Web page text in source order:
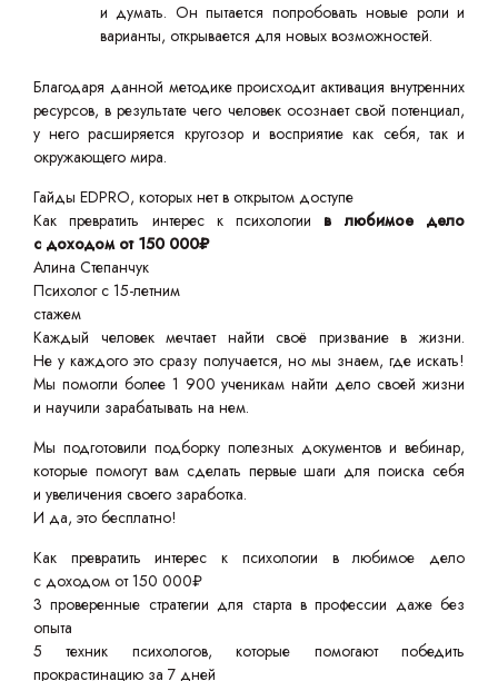
и думать. Он пытается попробовать новые роли и
варианты, открывается для новых возможностей.
Благодаря данной методике происходит активация внутренних
ресурсов, в результате чего человек осознает свой потенциал,
у него расширяется кругозор и восприятие как себя, так и
окружающего мира.
Гайды EDPRO, которых нет в открытом доступе
Как превратить интерес к психологии в любимое дело
с доходом от 150 000₽
Алина Степанчук
Психолог с 15-летним
стажем
Каждый человек мечтает найти своё призвание в жизни.
Не у каждого это сразу получается, но мы знаем, где искать!
Мы помогли более 1 900 ученикам найти дело своей жизни
и научили зарабатывать на нем.
Мы подготовили подборку полезных документов и вебинар,
которые помогут вам сделать первые шаги для поиска себя
и увеличения своего заработка.
И да, это бесплатно!
Как превратить интерес к психологии в любимое дело
с доходом от 150 000₽
3 проверенные стратегии для старта в профессии даже без
опыта
5 техник психологов, которые помогают победить
прокрастинацию за 7 дней